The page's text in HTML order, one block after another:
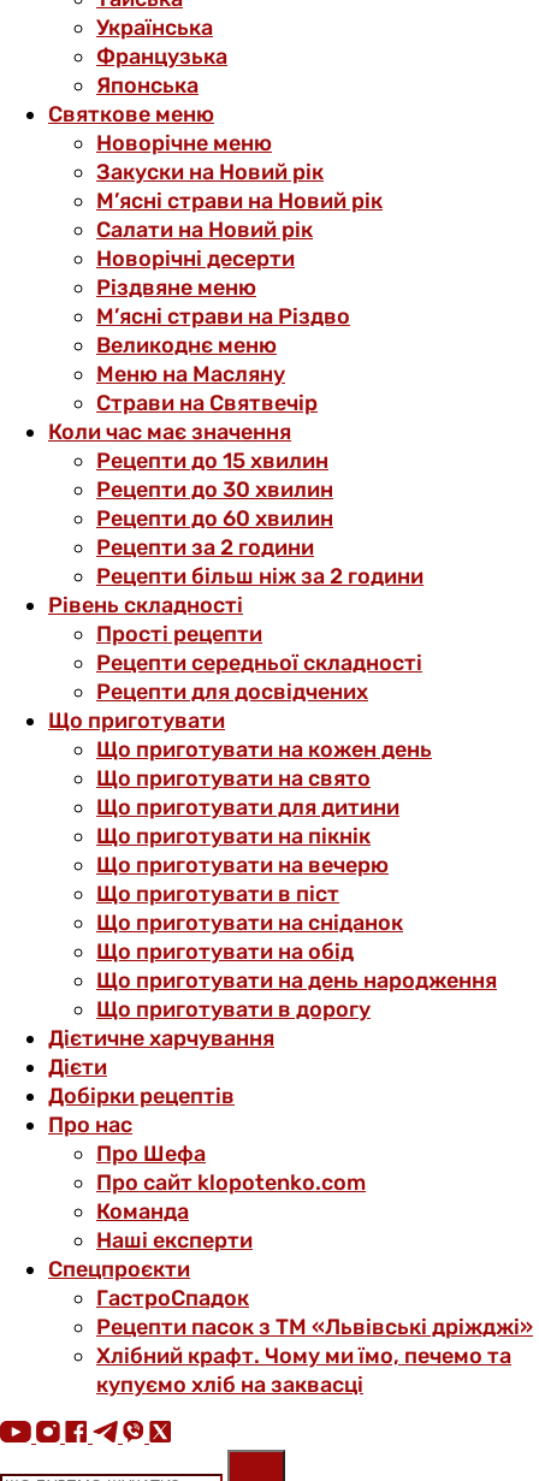
Українська
Французька
Японська
Святкове меню
Новорічне меню
Закуски на Новий рік
М’ясні страви на Новий рік
Салати на Новий рік
Новорічні десерти
Різдвяне меню
М’ясні страви на Різдво
Великоднє меню
Меню на Масляну
Страви на Святвечір
Коли час має значення
Рецепти до 15 хвилин
Рецепти до 30 хвилин
Рецепти до 60 хвилин
Рецепти за 2 години
Рецепти більш ніж за 2 години
Рівень складності
Прості рецепти
Рецепти середньої складності
Рецепти для досвідчених
Що приготувати
Що приготувати на кожен день
Що приготувати на свято
Що приготувати для дитини
Що приготувати на пікнік
Що приготувати на вечерю
Що приготувати в піст
Що приготувати на сніданок
Що приготувати на обід
Що приготувати на день народження
Що приготувати в дорогу
Дієтичне харчування
Дієти
Добірки рецептів
Про нас
Про Шефа
Про сайт klopotenko.com
Команда
Наші експерти
Спецпроєкти
ГастроСпадок
Рецепти пасок з ТМ «Львівські дріжджі»
Хлібний крафт. Чому ми їмо, печемо та
купуємо хліб на заквасці